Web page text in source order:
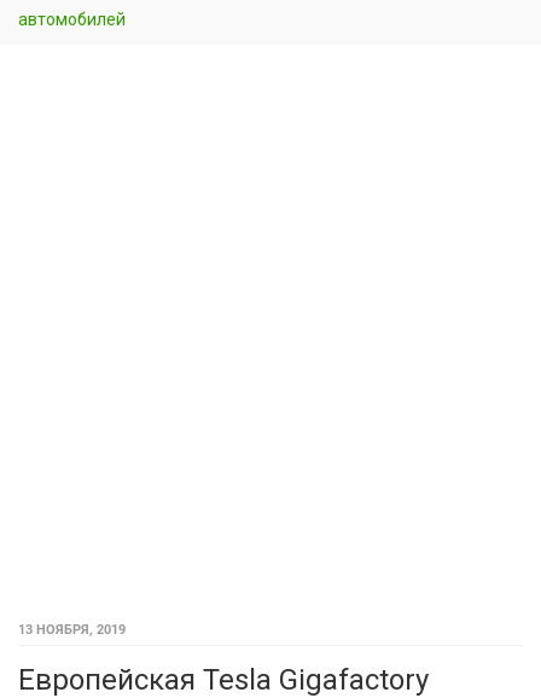
автомобилей
13 НОЯБРЯ, 2019
Европейская Tesla Gigafactory